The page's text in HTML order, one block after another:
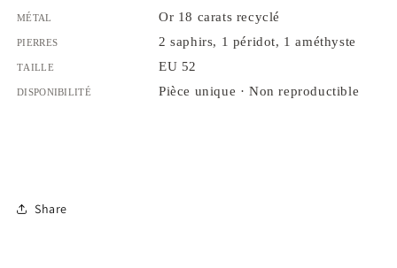
Métal
Or 18 carats recyclé
Pierres
2 saphirs, 1 péridot, 1 améthyste
Taille
EU 52
Disponibilité
Pièce unique · Non reproductible
Share